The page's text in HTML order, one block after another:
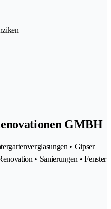
GMBH
• Gipser
• Sanierungen • Fenster